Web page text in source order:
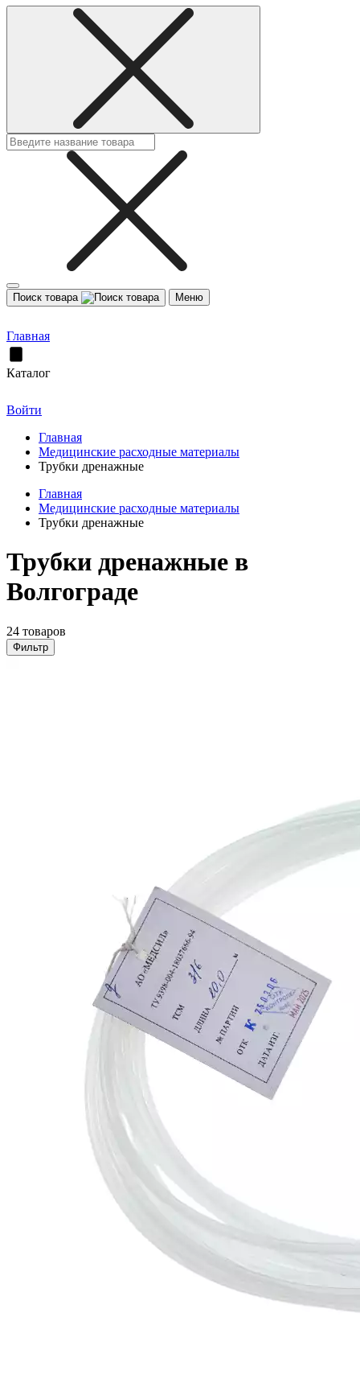
Поиск товара Меню
Главная
Каталог
Войти
Главная
Медицинские расходные материалы
Трубки дренажные
Главная
Медицинские расходные материалы
Трубки дренажные
Трубки дренажные в
Волгограде
24 товаров
Фильтр